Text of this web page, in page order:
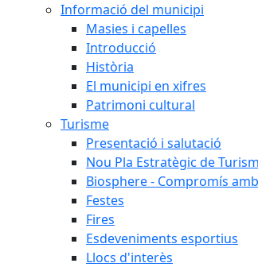
Informació del municipi
Masies i capelles
Introducció
Història
El municipi en xifres
Patrimoni cultural
Turisme
Presentació i salutació
Nou Pla Estratègic de
Biosphere - Compromís
Festes
Fires
Esdeveniments esportius
Llocs d'interès